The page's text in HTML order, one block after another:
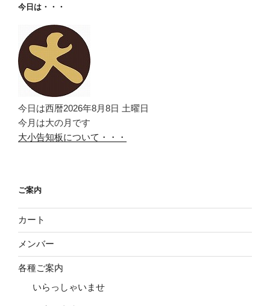
今日は・・・
今日は西暦2026年8月8日 土曜日
今月は大の月です
大小告知板について・・・
ご案内
カート
メンバー
各種ご案内
いらっしゃいませ